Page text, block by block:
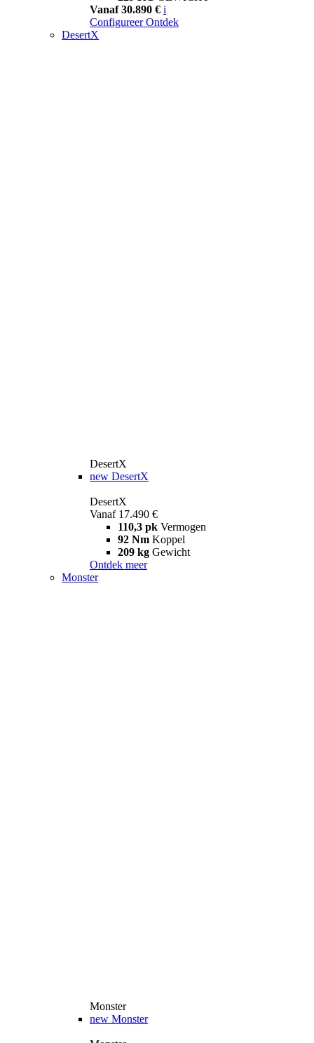
Vanaf 30.890 € i
Configureer Ontdek
DesertX
DesertX
new DesertX
DesertX
Vanaf 17.490 €
110,3 pk Vermogen
92 Nm Koppel
209 kg Gewicht
Ontdek meer
Monster
Monster
new Monster